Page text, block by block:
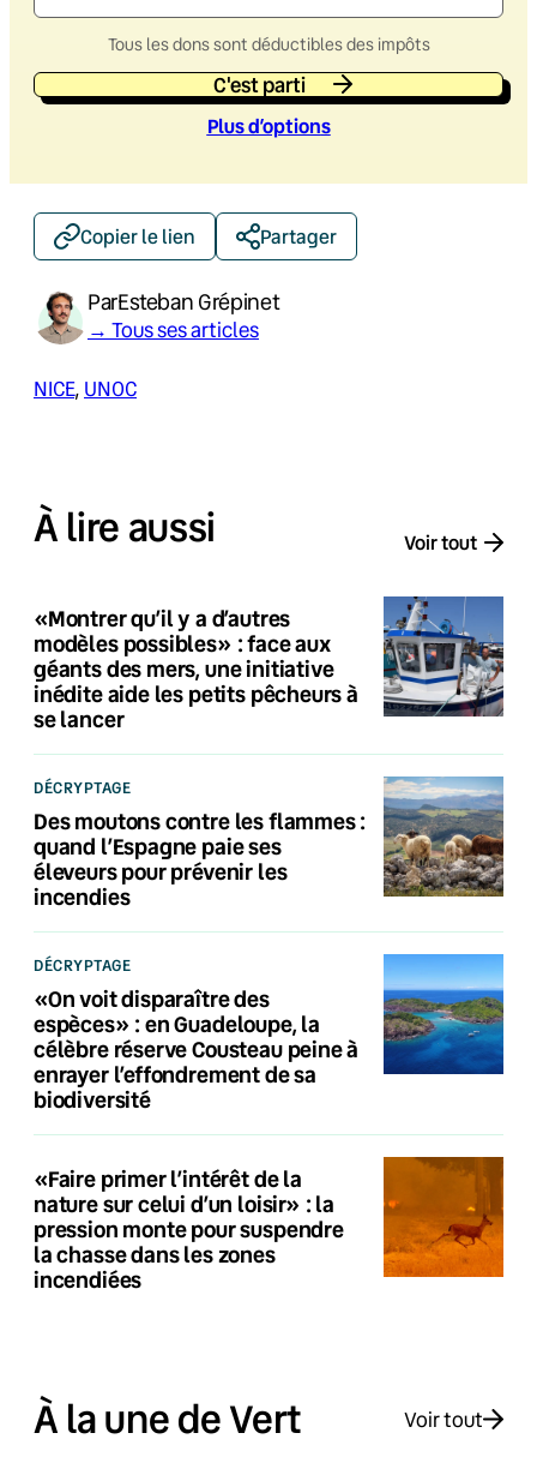
Tous les dons sont déductibles des impôts
C'est parti
Plus d’options
Copier le lien Partager
ParEsteban Grépinet
→ Tous ses articles
NICE, UNOC
À lire aussi Voir tout
«Montrer qu’il y a d’autres
modèles possibles» : face aux
géants des mers, une initiative
inédite aide les petits pêcheurs à
se lancer
DÉCRYPTAGE
Des moutons contre les flammes :
quand l’Espagne paie ses
éleveurs pour prévenir les
incendies
DÉCRYPTAGE
«On voit disparaître des
espèces» : en Guadeloupe, la
célèbre réserve Cousteau peine à
enrayer l’effondrement de sa
biodiversité
«Faire primer l’intérêt de la
nature sur celui d’un loisir» : la
pression monte pour suspendre
la chasse dans les zones
incendiées
À la une de Vert Voir tout